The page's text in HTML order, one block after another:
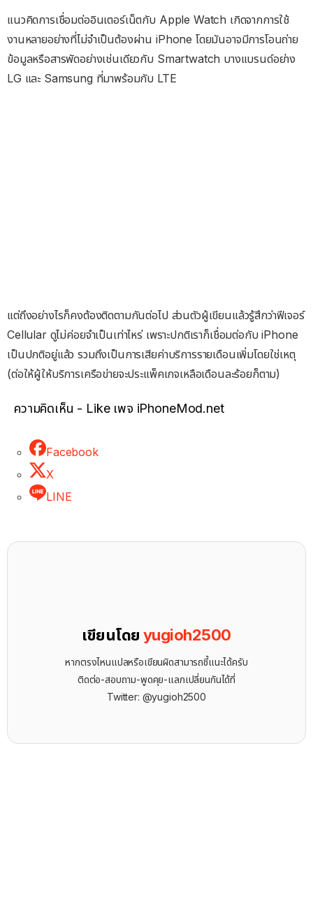
แนวคิดการเชื่อมต่ออินเตอร์เน็ตกับ Apple Watch เกิดจากการใช้
งานหลายอย่างที่ไม่จำเป็นต้องผ่าน iPhone โดยมันอาจมีการโอนถ่าย
ข้อมูลหรือสารพัดอย่างเช่นเดียวกับ Smartwatch บางแบรนด์อย่าง
LG และ Samsung ที่มาพร้อมกับ LTE
แต่ถึงอย่างไรก็คงต้องติดตามกันต่อไป ส่วนตัวผู้เขียนแล้วรู้สึกว่าฟีเจอร์
Cellular ดูไม่ค่อยจำเป็นเท่าไหร่ เพราะปกติเราก็เชื่อมต่อกับ iPhone
เป็นปกติอยู่แล้ว รวมถึงเป็นการเสียค่าบริการรายเดือนเพิ่มโดยใช่เหตุ
(ต่อให้ผู้ให้บริการเครือข่ายจะประแพ็คเกจเหลือเดือนละร้อยก็ตาม)
ความคิดเห็น - Like เพจ iPhoneMod.net
Facebook
X
LINE
เขียนโดยyugioh2500
หากตรงไหนแปลหรือเขียนผิดสามารถชี้แนะได้ครับ
ติดต่อ-สอบถาม-พูดคุย-แลกเปลี่ยนกันได้ที่
Twitter: @yugioh2500